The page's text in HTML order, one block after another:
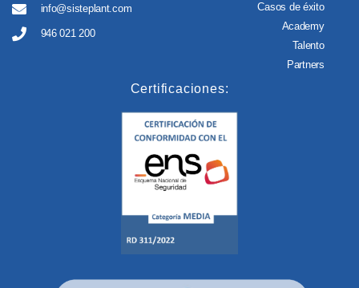
info@sisteplant.com
946 021 200
Casos de éxito
Academy
Talento
Partners
Certificaciones: